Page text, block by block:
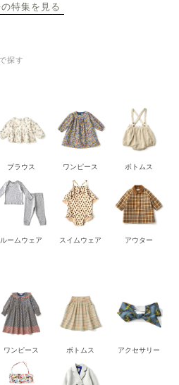
特集を見る
探す
ブラウス ワンピース ボトムス
ルームウェア スイムウェア アウター
ワンピース ボトムス アクセサリー